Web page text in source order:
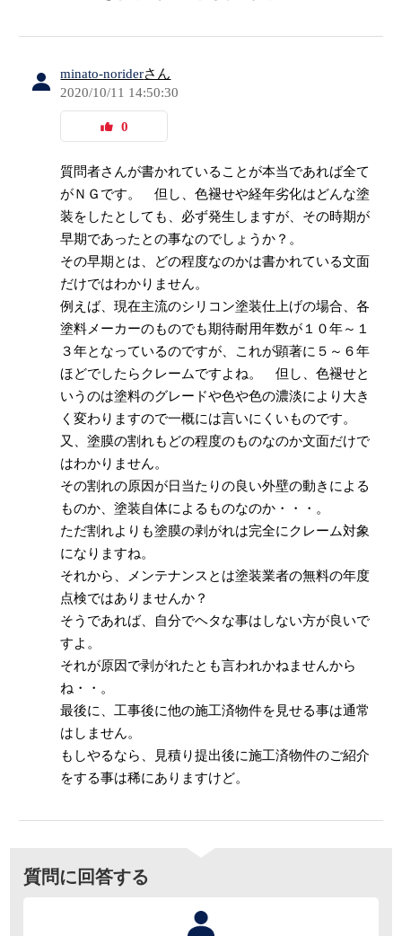
minato-noriderさん
2020/10/11 14:50:30
0
質問者さんが書かれていることが本当であれば全て
がＮＧです。 但し、色褪せや経年劣化はどんな塗
装をしたとしても、必ず発生しますが、その時期が
早期であったとの事なのでしょうか？。
その早期とは、どの程度なのかは書かれている文面
だけではわかりません。
例えば、現在主流のシリコン塗装仕上げの場合、各
塗料メーカーのものでも期待耐用年数が１０年～１
３年となっているのですが、これが顕著に５～６年
ほどでしたらクレームですよね。 但し、色褪せと
いうのは塗料のグレードや色や色の濃淡により大き
く変わりますので一概には言いにくいものです。
又、塗膜の割れもどの程度のものなのか文面だけで
はわかりません。
その割れの原因が日当たりの良い外壁の動きによる
ものか、塗装自体によるものなのか・・・。
ただ割れよりも塗膜の剥がれは完全にクレーム対象
になりますね。
それから、メンテナンスとは塗装業者の無料の年度
点検ではありませんか？
そうであれば、自分でヘタな事はしない方が良いで
すよ。
それが原因で剥がれたとも言われかねませんから
ね・・。
最後に、工事後に他の施工済物件を見せる事は通常
はしません。
もしやるなら、見積り提出後に施工済物件のご紹介
をする事は稀にありますけど。
質問に回答する